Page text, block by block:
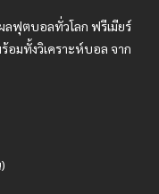
ฟุตบอลทั่วโลก ฟรีเมียร์
มทั้งวิเคราะห์บอล จาก